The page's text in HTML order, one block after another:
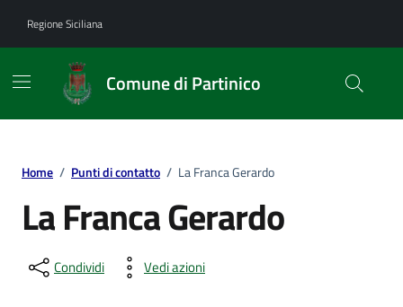
Regione Siciliana
Comune di Partinico
Home / Punti di contatto / La Franca Gerardo
La Franca Gerardo
Condividi Vedi azioni